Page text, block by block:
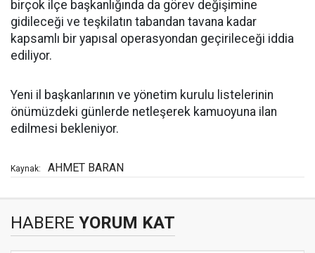
birçok ilçe başkanlığında da görev değişimine
gidileceği ve teşkilatın tabandan tavana kadar
kapsamlı bir yapısal operasyondan geçirileceği iddia
ediliyor.
Yeni il başkanlarının ve yönetim kurulu listelerinin
önümüzdeki günlerde netleşerek kamuoyuna ilan
edilmesi bekleniyor.
Kaynak: AHMET BARAN
HABERE YORUM KAT